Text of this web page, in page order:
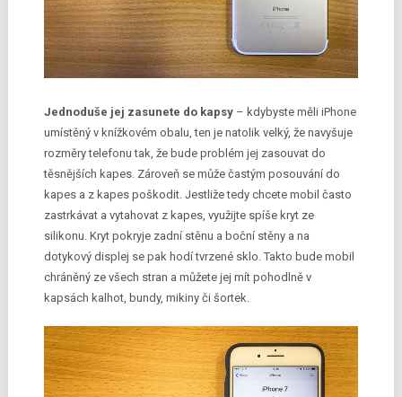
Jednoduše jej zasunete do kapsy– kdybyste měli iPhone
umístěný v knížkovém obalu, ten je natolik velký, že navyšuje
rozměry telefonu tak, že bude problém jej zasouvat do
těsnějších kapes. Zároveň se může častým posouvání do
kapes a z kapes poškodit. Jestliže tedy chcete mobil často
zastrkávat a vytahovat z kapes, využijte spíše kryt ze
silikonu. Kryt pokryje zadní stěnu a boční stěny a na
dotykový displej se pak hodí tvrzené sklo. Takto bude mobil
chráněný ze všech stran a můžete jej mít pohodlně v
kapsách kalhot, bundy, mikiny či šortek.